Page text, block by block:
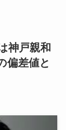
神戸親和
偏差値と